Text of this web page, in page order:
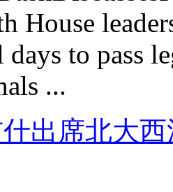
House
days to pass
...
出席北大